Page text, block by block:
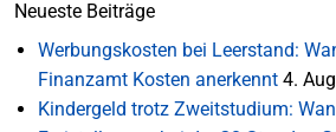
Neueste Beiträge
Werbungskosten bei Leerstand:
Finanzamt Kosten anerkennt 4.
Kindergeld trotz Zweitstudium: